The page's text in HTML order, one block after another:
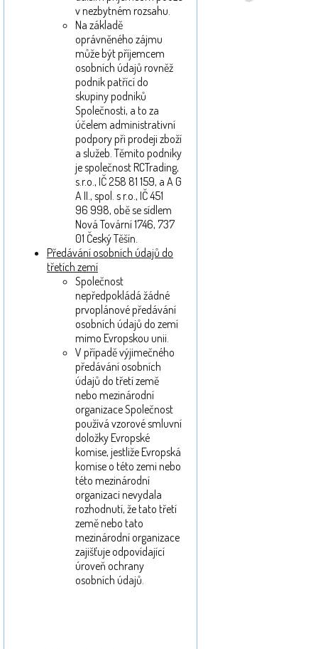
v nezbytném rozsahu.
Na základě
oprávněného zájmu
může být příjemcem
osobních údajů rovněž
podnik patřící do
skupiny podniků
Společnosti, a to za
účelem administrativní
podpory při prodeji zboží
a služeb. Těmito podniky
je společnost RCTrading,
s.r.o., IČ 258 81 159, a A G
A II., spol. s r.o., IČ 451
96 998, obě se sídlem
Nová Tovární 1746, 737
01 Český Těšín.
Předávání osobních údajů do
třetích zemí
Společnost
nepředpokládá žádné
prvoplánové předávání
osobních údajů do zemí
mimo Evropskou unii.
V případě výjimečného
předávání osobních
údajů do třetí země
nebo mezinárodní
organizace Společnost
používá vzorové smluvní
doložky Evropské
komise, jestliže Evropská
komise o této zemi nebo
této mezinárodní
organizaci nevydala
rozhodnutí, že tato třetí
země nebo tato
mezinárodní organizace
zajišťuje odpovídající
úroveň ochrany
osobních údajů.